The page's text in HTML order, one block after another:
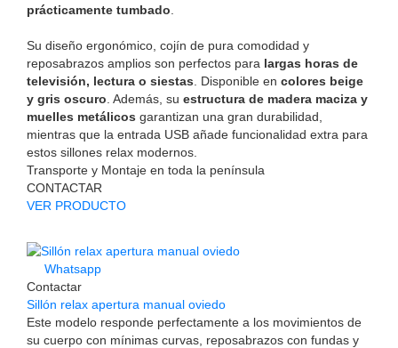
prácticamente tumbado
Su diseño ergonómico, cojín de pura comodidad y
reposabrazos amplios son perfectos para largas horas de
televisión, lectura o siestas . Disponible en colores beige
y gris oscuro . Además, su estructura de madera maciza y
muelles metálicos garantizan una gran durabilidad,
mientras que la entrada USB añade funcionalidad extra para
estos sillones relax modernos.
Transporte y Montaje en toda la península
CONTACTAR
VER PRODUCTO
Whatsapp
Contactar
Sillón relax apertura manual oviedo
Este modelo responde perfectamente a los movimientos de
su cuerpo con mínimas curvas, reposabrazos con fundas y